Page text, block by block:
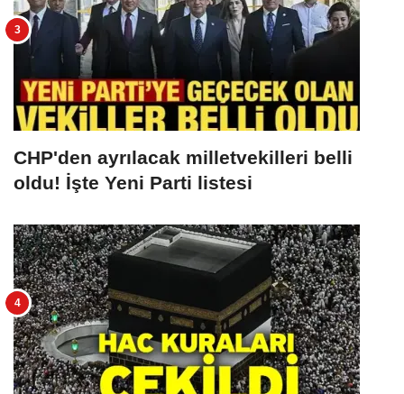
CHP'den ayrılacak milletvekilleri belli
oldu! İşte Yeni Parti listesi